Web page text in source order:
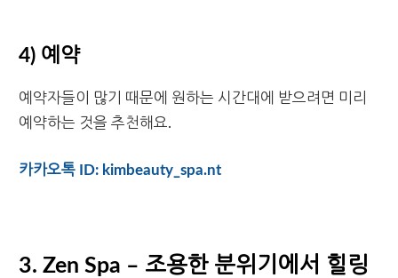
4) 예약
예약자들이 많기 때문에 원하는 시간대에 받으려면 미리
예약하는 것을 추천해요.
카카오톡 ID: kimbeauty_spa.nt
3. Zen Spa – 조용한 분위기에서 힐링